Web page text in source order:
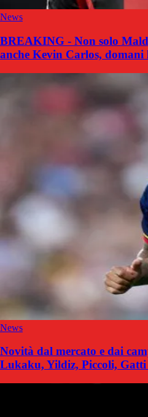
News
BREAKING - Non solo
anche Kevin Carlos, domani
News
Novità dal mercato e dai
Lukaku, Yildiz, Piccoli,